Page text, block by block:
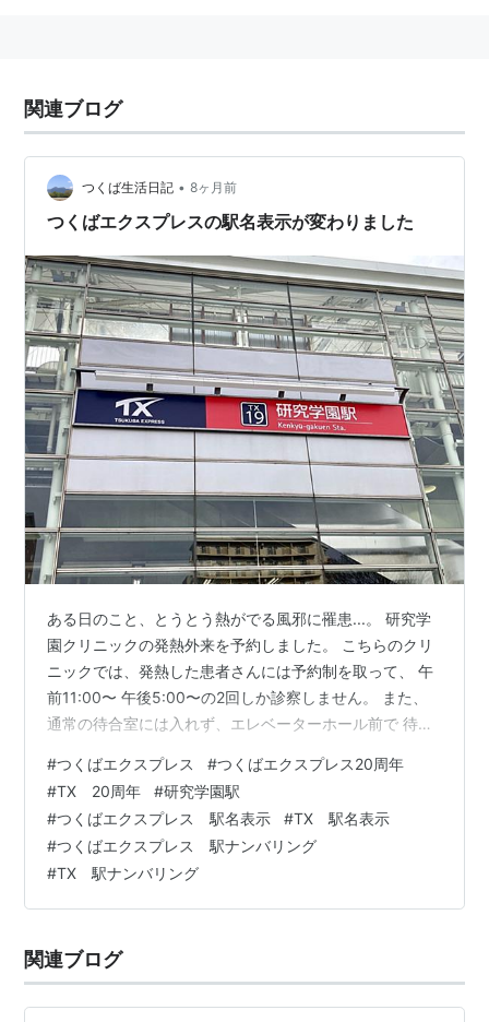
リスト ：駅つきキーワード
関連ブログ
つくば生活日記 • 8ヶ月前
つくばエクスプレスの駅名表示が変わりました
ある日のこと、とうとう熱がでる風邪に罹患...。 研究学
園クリニックの発熱外来を予約しました。 こちらのクリ
ニックでは、発熱した患者さんには予約制を取って、 午
前11:00〜 午後5:00〜の2回しか診察しません。 また、
通常の待合室には入れず、エレベーターホール前で 待機
の方を見てると駅名表示前で高所 作業をしてました。 こ
んな感じで何か作業しようとしてます...。 診察も終わっ
て1階の薬局に移動。また気になってTXの看板見たら変わ
ってました！！！ 駅名の前に「駅ナンバリング」が追加
されました。 つくばエクスプレス（TX）は今年で開業
20…
#つくばエクスプレス #つくばエクスプレス20周年
#TX 20周年 #研究学園駅
#つくばエクスプレス 駅名表示 #TX 駅名表示
#つくばエクスプレス 駅ナンバリング
#TX 駅ナンバリング
関連ブログ